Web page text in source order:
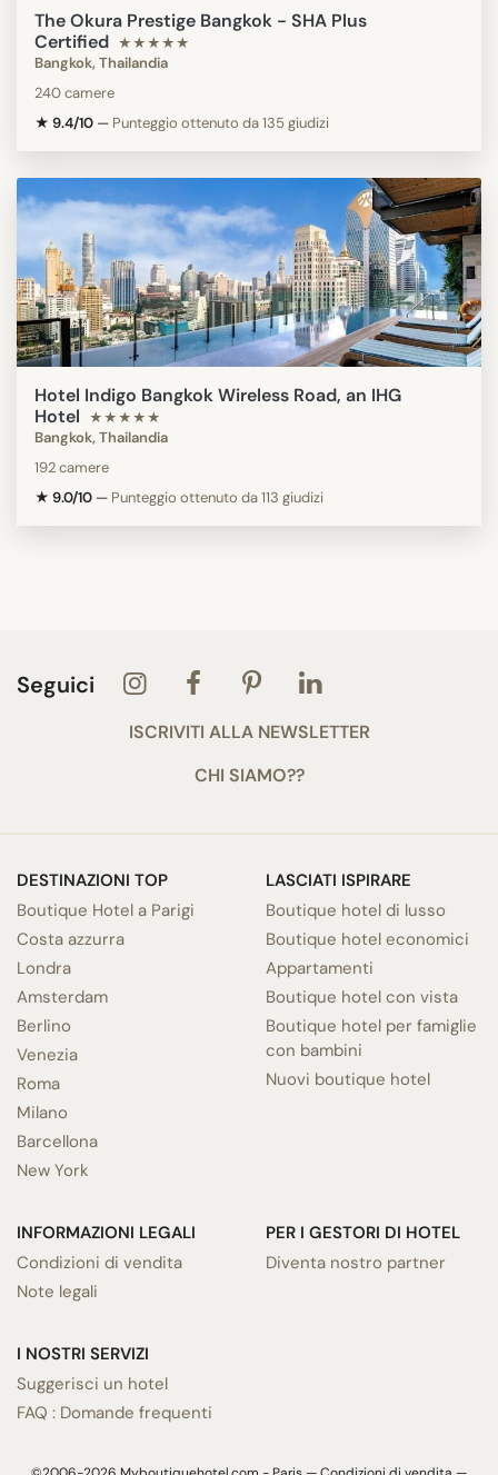
The Okura Prestige Bangkok - SHA Plus
Certified ★★★★★
Bangkok, Thailandia
240 camere
★ 9.4/10 — Punteggio ottenuto da 135 giudizi
Hotel Indigo Bangkok Wireless Road, an IHG
Hotel
★★★★★
Bangkok, Thailandia
192 camere
★ 9.0/10 — Punteggio ottenuto da 113 giudizi
Seguici
ISCRIVITI ALLA NEWSLETTER
CHI SIAMO??
DESTINAZIONI TOP
Boutique Hotel a Parigi
Costa azzurra
Londra
Amsterdam
Berlino
Venezia
Roma
Milano
Barcellona
New York
LASCIATI ISPIRARE
Boutique hotel di lusso
Boutique hotel economici
Appartamenti
Boutique hotel con vista
Boutique hotel per famiglie
con bambini
Nuovi boutique hotel
INFORMAZIONI LEGALI
Condizioni di vendita
Note legali
I NOSTRI SERVIZI
Suggerisci un hotel
FAQ : Domande frequenti
PER I GESTORI DI HOTEL
Diventa nostro partner